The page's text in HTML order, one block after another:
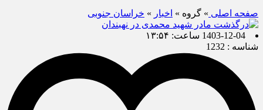
صفحه اصلی » گروه » اخبار » خراسان جنوبی
1403-12-04 ساعت: ۱۳:۵۴
شناسه : 1232